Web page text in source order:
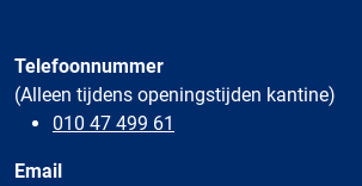
Telefoonnummer
(Alleen tijdens openingstijden kantine)
010 47 499 61
Email